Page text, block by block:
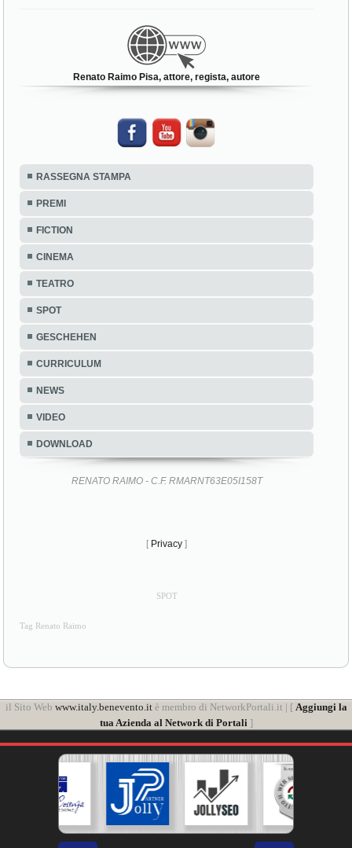
Renato Raimo Pisa, attore, regista, autore
RASSEGNA STAMPA
PREMI
FICTION
CINEMA
TEATRO
SPOT
GESCHEHEN
CURRICULUM
NEWS
VIDEO
DOWNLOAD
RENATO RAIMO - C.F. RMARNT63E05I158T
[ Privacy ]
SPOT
Tag Renato Raimo
il Sito Web www.italy.benevento.itè membro di NetworkPortali.it | [ Aggiungi la
tua Azienda al Network di Portali]